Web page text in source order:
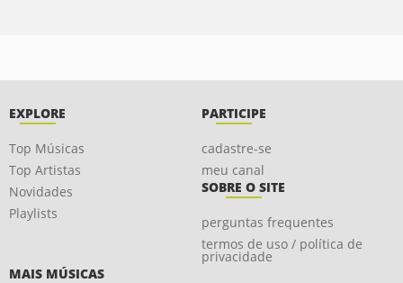
EXPLORE
Top Músicas
Top Artistas
Novidades
Playlists
PARTICIPE
cadastre-se
meu canal
SOBRE O SITE
perguntas frequentes
termos de uso / política de
privacidade
MAIS MÚSICAS